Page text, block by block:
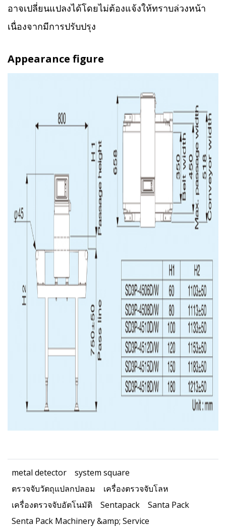
อาจเปลี่ยนแปลงได้โดยไม่ต้องแจ้งให้ทราบล่วงหน้า
เนื่องจากมีการปรับปรุง
Appearance figure
metal detector
system square
ตรวจจับวัตถุแปลกปลอม
เครื่องตรวจจับโลห
เครื่องตรวจจับอัตโนมัติ
Sentapack
Santa Pack
Senta Pack Machinery &amp; Service